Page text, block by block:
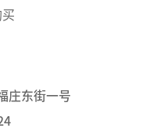
庄东街一号